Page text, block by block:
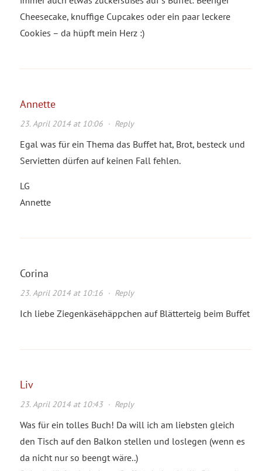
Cheesecake, knuffige Cupcakes oder ein paar leckere
Cookies – da hüpft mein Herz :)
Annette
23. April 2014 at 10:06· Reply
Egal was für ein Thema das Buffet hat, Brot, besteck und
Servietten dürfen auf keinen Fall fehlen.
LG
Annette
Corina
23. April 2014 at 10:16· Reply
Ich liebe Ziegenkäsehäppchen auf Blätterteig beim Buffet
Liv
23. April 2014 at 10:43· Reply
Was für ein tolles Buch! Da will ich am liebsten gleich
den Tisch auf den Balkon stellen und loslegen (wenn es
da nicht nur so beengt wäre..)